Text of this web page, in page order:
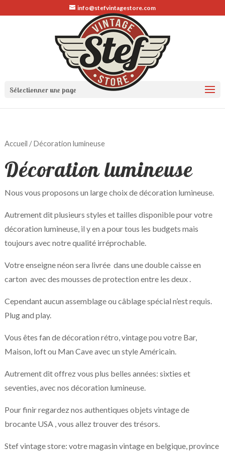
info@stefvintagestore.com
Sélectionner une page
Accueil / Décoration lumineuse
Décoration lumineuse
Nous vous proposons un large choix de décoration lumineuse.
Autrement dit plusieurs styles et tailles disponible pour votre
décoration lumineuse, il y en a pour tous les budgets mais
toujours avec notre qualité irréprochable.
Votre enseigne néon sera livrée dans une double caisse en
carton avec des mousses de protection entre les deux .
Cependant aucun assemblage ou câblage spécial n’est requis.
Plug and play.
Vous êtes fan de décoration rétro, vintage pou votre Bar,
Maison, loft ou Man Cave avec un style Américain.
Autrement dit offrez vous plus belles années: sixties et
seventies, avec nos décoration lumineuse.
Pour finir regardez nos authentiques objets vintage de
brocante USA , vous allez trouver des trésors.
Stef vintage store: votre magasin vintage en belgique, province